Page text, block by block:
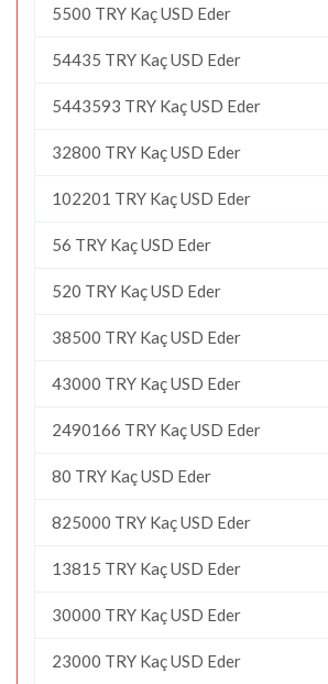
5500 TRY Kaç USD Eder
54435 TRY Kaç USD Eder
5443593 TRY Kaç USD Eder
32800 TRY Kaç USD Eder
102201 TRY Kaç USD Eder
56 TRY Kaç USD Eder
520 TRY Kaç USD Eder
38500 TRY Kaç USD Eder
43000 TRY Kaç USD Eder
2490166 TRY Kaç USD Eder
80 TRY Kaç USD Eder
825000 TRY Kaç USD Eder
13815 TRY Kaç USD Eder
30000 TRY Kaç USD Eder
23000 TRY Kaç USD Eder